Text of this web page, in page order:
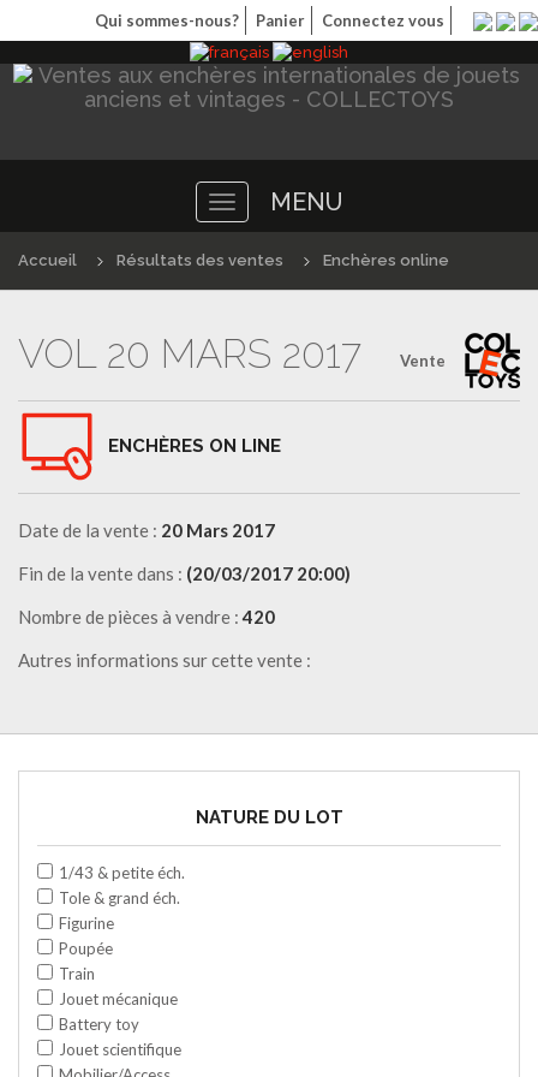
Qui sommes-nous? Panier Connectez vous
Toggle
navigation
MENU
Accueil Résultats des ventes Enchères online
Vente
VOL 20 MARS 2017
ENCHÈRES ON LINE
Date de la vente : 20 Mars 2017
Fin de la vente dans : (20/03/2017 20:00)
Nombre de pièces à vendre :420
Autres informations sur cette vente :
NATURE DU LOT
1/43 & petite éch.
Tole & grand éch.
Figurine
Poupée
Train
Jouet mécanique
Battery toy
Jouet scientifique